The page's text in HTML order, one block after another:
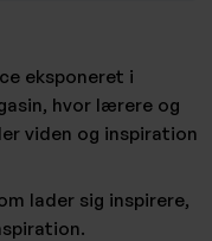
eksponeret i
hvor lærere og
viden og inspiration
lader sig inspirere,